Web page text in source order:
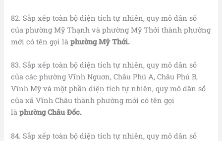
82. Sắp xếp toàn bộ diện tích tự nhiên, quy mô dân số
của phường Mỹ Thạnh và phường Mỹ Thới thành phường
mới có tên gọi làphường Mỹ Thới.
83. Sắp xếp toàn bộ diện tích tự nhiên, quy mô dân số
của các phường Vĩnh Nguơn, Châu Phú A, Châu Phú B,
Vĩnh Mỹ và một phần diện tích tự nhiên, quy mô dân số
của xã Vĩnh Châu thành phường mới có tên gọi
làphường Châu Đốc.
84. Sắp xếp toàn bộ diện tích tự nhiên, quy mô dân số